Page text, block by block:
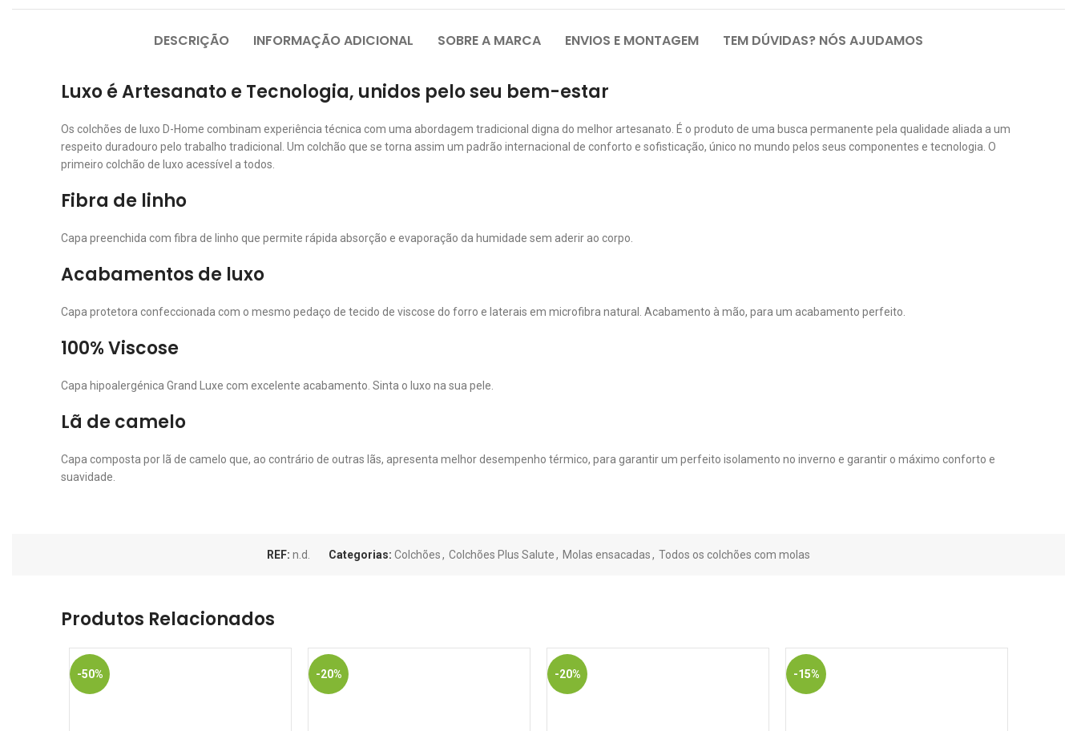
DESCRIÇÃO INFORMAÇÃO ADICIONAL SOBRE A MARCA ENVIOS E MONTAGEM TEM DÚVIDAS? NÓS AJUDAMOS
Luxo é Artesanato e Tecnologia, unidos pelo seu bem-estar
Os colchões de luxo D-Home combinam experiência técnica com uma abordagem tradicional digna do melhor artesanato. É o produto de uma busca permanente pela qualidade aliada a um
respeito duradouro pelo trabalho tradicional. Um colchão que se torna assim um padrão internacional de conforto e sofisticação, único no mundo pelos seus componentes e tecnologia. O
primeiro colchão de luxo acessível a todos.
Fibra de linho
Capa preenchida com fibra de linho que permite rápida absorção e evaporação da humidade sem aderir ao corpo.
Acabamentos de luxo
Capa protetora confeccionada com o mesmo pedaço de tecido de viscose do forro e laterais em microfibra natural. Acabamento à mão, para um acabamento perfeito.
100% Viscose
Capa hipoalergénica Grand Luxe com excelente acabamento. Sinta o luxo na sua pele.
Lã de camelo
Capa composta por lã de camelo que, ao contrário de outras lãs, apresenta melhor desempenho térmico, para garantir um perfeito isolamento no inverno e garantir o máximo conforto e
suavidade.
REF: n.d. Categorias: Colchões, Colchões Plus Salute, Molas ensacadas, Todos os colchões com molas
Produtos Relacionados
-50% -20% -20% -15%